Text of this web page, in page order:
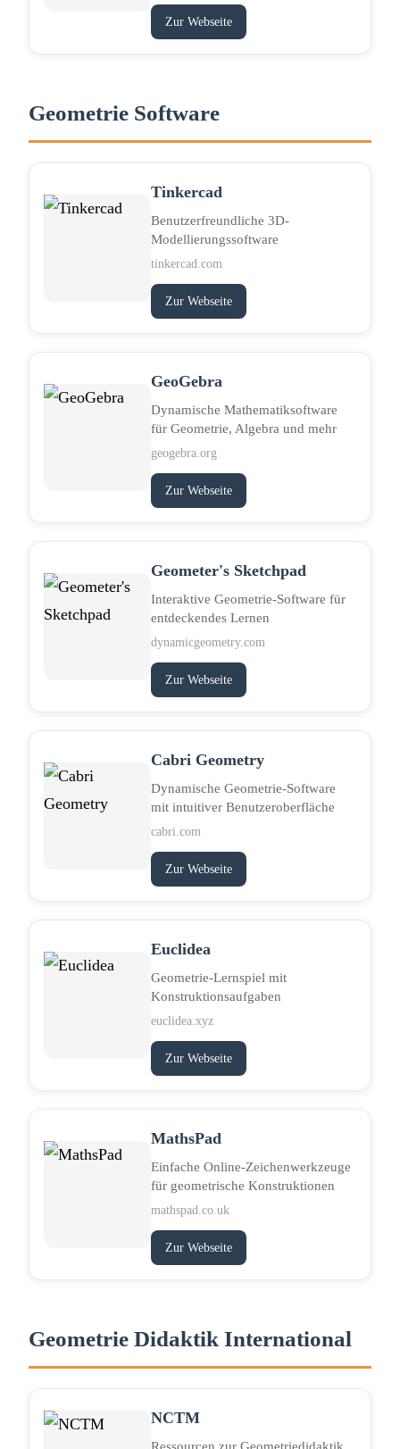
Zur Webseite
Geometrie Software
Tinkercad
Benutzerfreundliche 3D-
Modellierungssoftware
tinkercad.com
Zur Webseite
GeoGebra
Dynamische Mathematiksoftware
für Geometrie, Algebra und mehr
geogebra.org
Zur Webseite
Geometer's Sketchpad
Interaktive Geometrie-Software für
entdeckendes Lernen
dynamicgeometry.com
Zur Webseite
Cabri Geometry
Dynamische Geometrie-Software
mit intuitiver Benutzeroberfläche
cabri.com
Zur Webseite
Euclidea
Geometrie-Lernspiel mit
Konstruktionsaufgaben
euclidea.xyz
Zur Webseite
MathsPad
Einfache Online-Zeichenwerkzeuge
für geometrische Konstruktionen
mathspad.co.uk
Zur Webseite
Geometrie Didaktik International
NCTM
Ressourcen zur Geometriedidaktik